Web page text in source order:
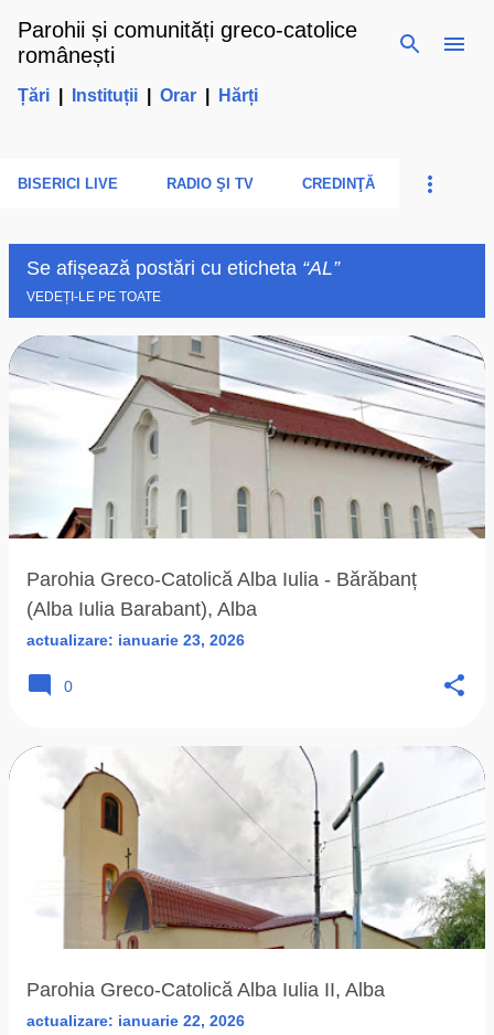
Treceți la conținutul principal
Parohii și comunități greco-catolice
românești
Țări Instituții Orar Hărți
BISERICI LIVE RADIO ŞI TV CREDINŢĂ
Se afișează postări cu eticheta AL
VEDEȚI-LE PE TOATE
P
s
r
Parohia Greco-Catolică Alba Iulia - Bărăbanț
(Alba Iulia Barabant), Alba
actualizare: ianuarie 23, 2026
0
Parohia Greco-Catolică Alba Iulia II, Alba
actualizare: ianuarie 22, 2026